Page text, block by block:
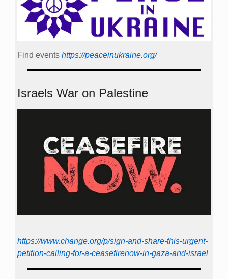
Find events https://peace­in­ukraine.org/
Israels War on Palestine
https://www.change.org/p/sign-and-share-this-urgent-
petition-calling-for-a-ceasefirenow-in-gaza-and-israel